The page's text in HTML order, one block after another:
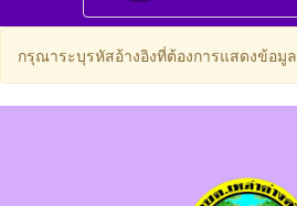
กรุณาระบุรหัสอ้างอิงที่ต้องการแสดงข้อมูล